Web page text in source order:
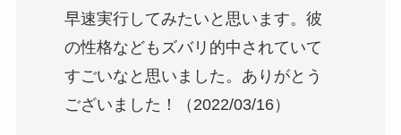
早速実行してみたいと思います。彼
の性格などもズバリ的中されていて
すごいなと思いました。ありがとう
ございました！（2022/03/16）